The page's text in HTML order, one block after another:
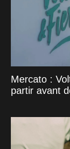
Mercato :
partir avant